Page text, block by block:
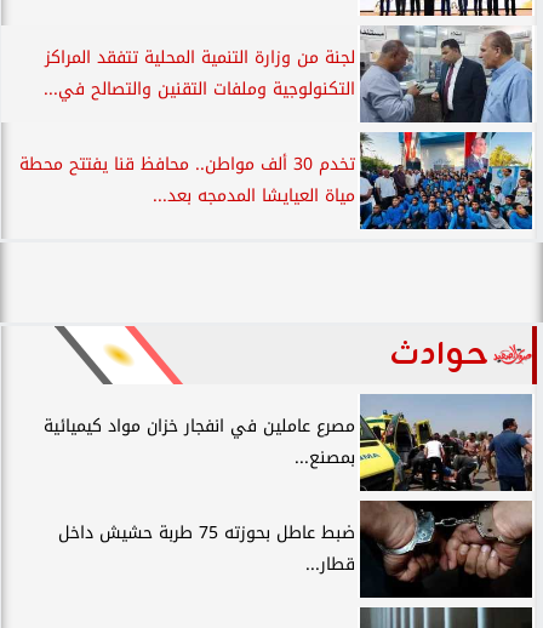
لجنة من وزارة التنمية المحلية تتفقد المراكز
التكنولوجية وملفات التقنين والتصالح في...
تخدم 30 ألف مواطن.. محافظ قنا يفتتح محطة
مياة العيايشا المدمجه بعد...
حوادث
مصرع عاملين في انفجار خزان مواد كيميائية
بمصنع...
ضبط عاطل بحوزته 75 طربة حشيش داخل
قطار...